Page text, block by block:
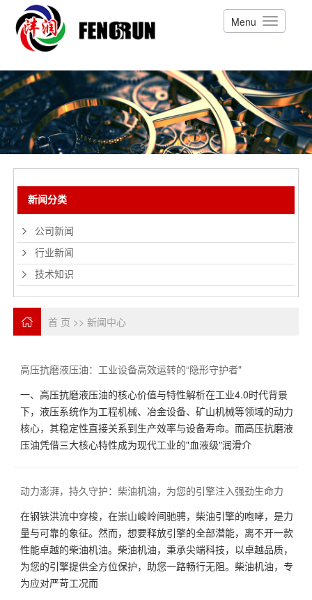
Menu
新闻分类
公司新闻
行业新闻
技术知识
首 页 >> 新闻中心
高压抗磨液压油：工业设备高效运转的“隐形守护者"
一、高压抗磨液压油的核心价值与特性解析在工业4.0时代背景
下，液压系统作为工程机械、冶金设备、矿山机械等领域的动力
核心，其稳定性直接关系到生产效率与设备寿命。而高压抗磨液
压油凭借三大核心特性成为现代工业的"血液级"润滑介
动力澎湃，持久守护：柴油机油，为您的引擎注入强劲生命力
在钢铁洪流中穿梭，在崇山峻岭间驰骋，柴油引擎的咆哮，是力
量与可靠的象征。然而，想要释放引擎的全部潜能，离不开一款
性能卓越的柴油机油。柴油机油，秉承尖端科技，以卓越品质，
为您的引擎提供全方位保护，助您一路畅行无阻。柴油机油，专
为应对严苛工况而